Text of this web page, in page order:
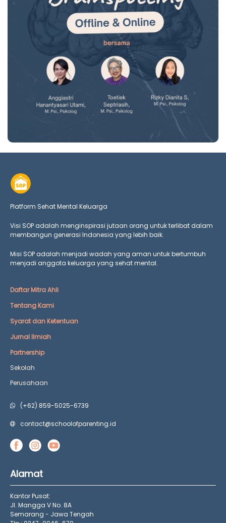
Platform Sehat Mental Keluarga
Visi SOP adalah menginspirasi jutaan orang untuk terlibat dalam
membangun generasi Indonesia yang lebih baik.
Misi SOP adalah menjadi wadah yang aman untuk bertumbuh
menjadi anggota keluarga yang sehat mental.
Daftar Mitra Ahli
Tentang Kami
Syarat dan Ketentuan
Jurnal Ilmiah
Partnership
Sekolah
Perusahaan
(+62) 859-5025-6739
contact@schoolofparenting.id
Alamat
Kantor Pusat:
Jl. Mangga V No. 8A
Semarang - Jawa Tengah